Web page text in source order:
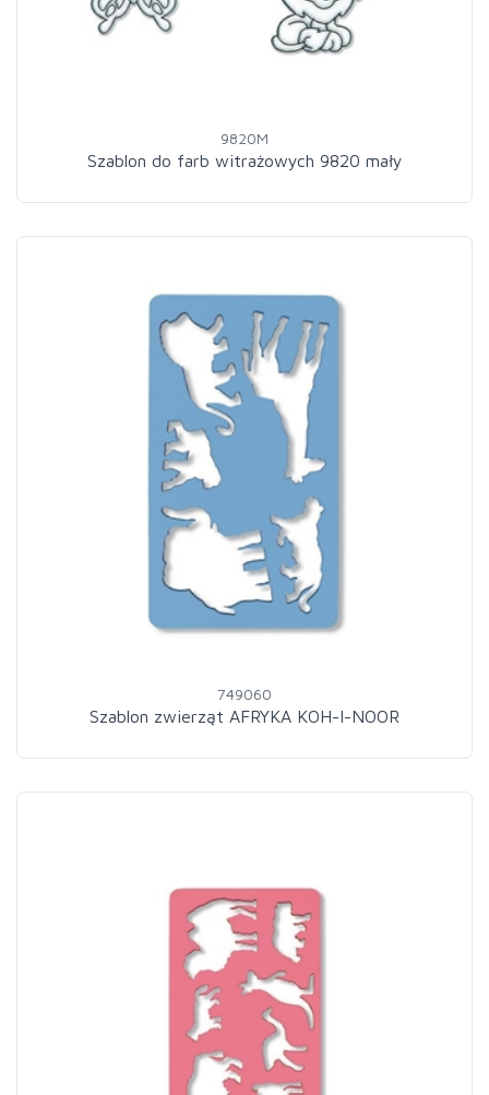
9820M
Szablon do farb witrażowych 9820 mały
749060
Szablon zwierząt AFRYKA KOH-I-NOOR